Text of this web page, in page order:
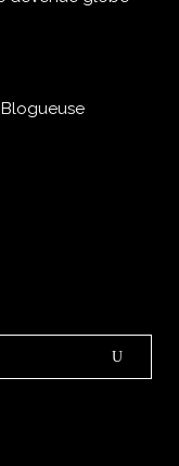
Blogueuse